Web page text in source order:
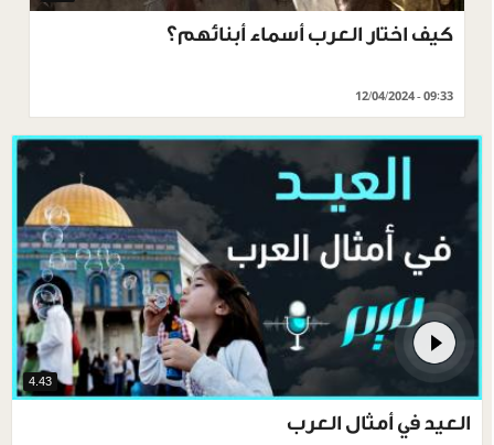
كيف اختار العرب أسماء أبنائهم؟
12/04/2024 - 09:33
4.43
العيد في أمثال العرب